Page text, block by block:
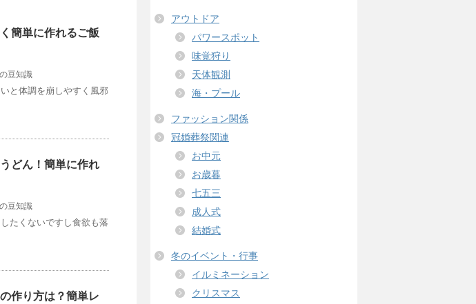
簡単に作れるご飯
豆知識
と体調を崩しやすく風邪
どん！簡単に作れ
豆知識
たくないですし食欲も落
作り方は？簡単レ
アウトドア
パワースポット
味覚狩り
天体観測
海・プール
ファッション関係
冠婚葬祭関連
お中元
お歳暮
七五三
成人式
結婚式
冬のイベント・行事
イルミネーション
クリスマス